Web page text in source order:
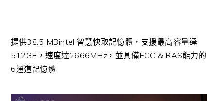
提供38.5 MBintel 智慧快取記憶體，支援最高容量達
512GB，速度達2666MHz，並具備ECC & RAS能力的
6通道記憶體